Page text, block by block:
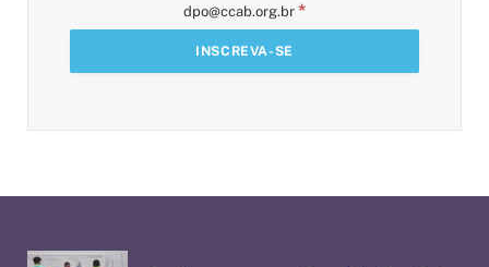
dpo@ccab.org.br *